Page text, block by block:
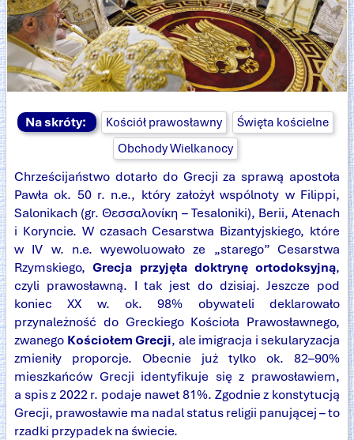
Na skróty: Kościół prawosławny
Święta kościelne
Obchody Wielkanocy
Chrześcijaństwo dotarło do Grecji za sprawą apostoła
Pawła ok. 50 r. n.e., który założył wspólnoty w Filippi,
Salonikach (gr. Θεσσαλονίκη – Tesaloniki), Berii, Atenach
i Koryncie. W czasach Cesarstwa Bizantyjskiego, które
w IV w. n.e. wyewoluowało ze „starego” Cesarstwa
Rzymskiego,Grecja przyjęła doktrynę ortodoksyjną,
czyli prawosławną. I tak jest do dzisiaj. Jeszcze pod
koniec XX w. ok. 98% obywateli deklarowało
przynależność do Greckiego Kościoła Prawosławnego,
zwanego Kościołem Grecji, ale imigracja i sekularyzacja
zmieniły proporcje. Obecnie już tylko ok. 82–90%
mieszkańców Grecji identyfikuje się z prawosławiem,
a spis z 2022 r. podaje nawet 81%. Zgodnie z konstytucją
Grecji, prawosławie ma nadal status religii panującej – to
rzadki przypadek na świecie.